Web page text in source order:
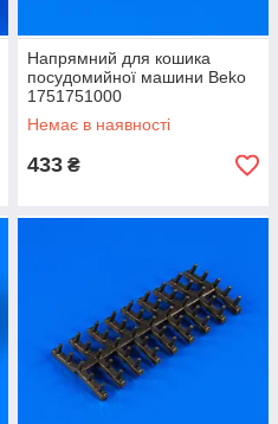
Напрямний для кошика
посудомийної машини Beko
1751751000
Немає в наявності
433 ₴